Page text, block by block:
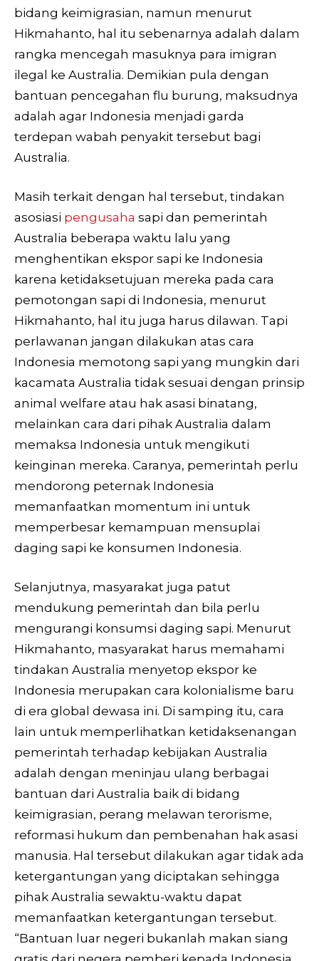
bidang keimigrasian, namun menurut
Hikmahanto, hal itu sebenarnya adalah dalam
rangka mencegah masuknya para imigran
ilegal ke Australia. Demikian pula dengan
bantuan pencegahan flu burung, maksudnya
adalah agar Indonesia menjadi garda
terdepan wabah penyakit tersebut bagi
Australia.
Masih terkait dengan hal tersebut, tindakan
asosiasi pengusaha sapi dan pemerintah
Australia beberapa waktu lalu yang
menghentikan ekspor sapi ke Indonesia
karena ketidaksetujuan mereka pada cara
pemotongan sapi di Indonesia, menurut
Hikmahanto, hal itu juga harus dilawan. Tapi
perlawanan jangan dilakukan atas cara
Indonesia memotong sapi yang mungkin dari
kacamata Australia tidak sesuai dengan prinsip
animal welfare atau hak asasi binatang,
melainkan cara dari pihak Australia dalam
memaksa Indonesia untuk mengikuti
keinginan mereka. Caranya, pemerintah perlu
mendorong peternak Indonesia
memanfaatkan momentum ini untuk
memperbesar kemampuan mensuplai
daging sapi ke konsumen Indonesia.
Selanjutnya, masyarakat juga patut
mendukung pemerintah dan bila perlu
mengurangi konsumsi daging sapi. Menurut
Hikmahanto, masyarakat harus memahami
tindakan Australia menyetop ekspor ke
Indonesia merupakan cara kolonialisme baru
di era global dewasa ini. Di samping itu, cara
lain untuk memperlihatkan ketidaksenangan
pemerintah terhadap kebijakan Australia
adalah dengan meninjau ulang berbagai
bantuan dari Australia baik di bidang
keimigrasian, perang melawan terorisme,
reformasi hukum dan pembenahan hak asasi
manusia. Hal tersebut dilakukan agar tidak ada
ketergantungan yang diciptakan sehingga
pihak Australia sewaktu-waktu dapat
memanfaatkan ketergantungan tersebut.
“Bantuan luar negeri bukanlah makan siang